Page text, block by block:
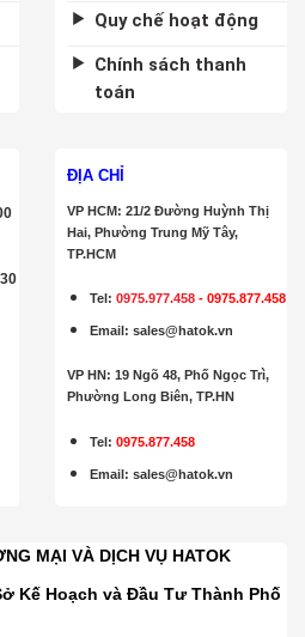
Quy chế hoạt động
Chính sách thanh
toán
ĐỊA CHỈ
VP HCM: 21/2 Đường Huỳnh Thị
Hai, Phường Trung Mỹ Tây,
TP.HCM
Tel:0975.977.458 -0975.877.458
Email:sales@hatok.vn
VP HN: 19 Ngõ 48, Phố Ngọc Trì,
Phường Long Biên, TP.HN
Tel: 0975.877.458
Email:sales@hatok.vn
MẠI VÀ DỊCH VỤ HATOK
Kế Hoạch và Đầu Tư Thành Phố